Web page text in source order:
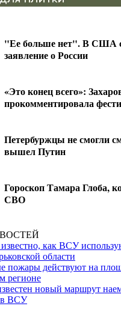
"Ее больше нет". В США
заявление о России
«Это конец всего»:
прокомментировала
Петербуржцы не смогли
вышел Путин
Гороскоп Тамара Глоба,
СВО
как ВСУ
области
пожары действуют на
регионе
новый маршрут
в ВСУ